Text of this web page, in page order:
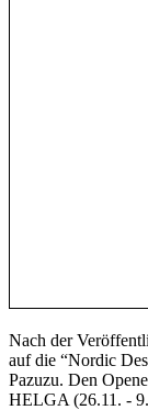
Nach der
auf die “Nordic
Pazuzu. Den
HELGA (26.11. -